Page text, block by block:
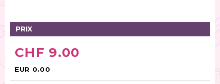
Pinces (6)
Rouleaux (18)
Tapis (21)
PRIX
CHF 9.00
EUR 0.00